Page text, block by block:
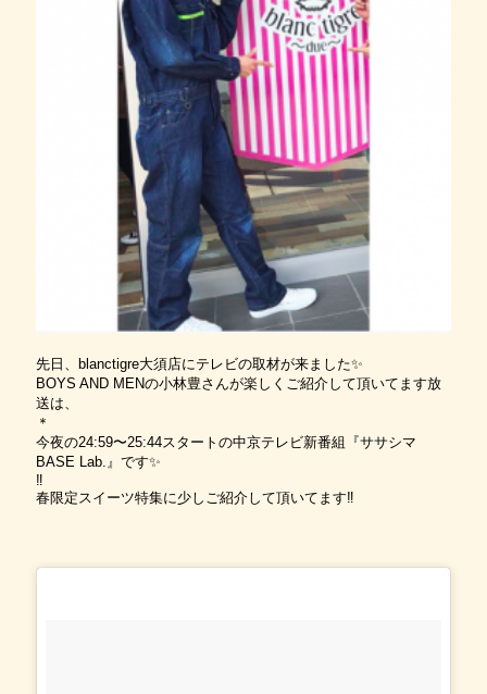
先日、blanctigre大須店にテレビの取材が来ました✨
BOYS AND MENの小林豊さんが楽しくご紹介して頂いてます放
送は、
＊
今夜の24:59〜25:44スタートの中京テレビ新番組『ササシマ
BASE Lab.』です✨
‼︎
春限定スイーツ特集に少しご紹介して頂いてます‼︎